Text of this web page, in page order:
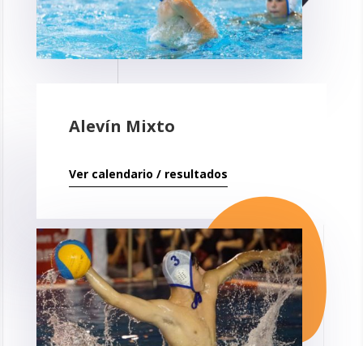
Alevín Mixto
Ver calendario / resultados